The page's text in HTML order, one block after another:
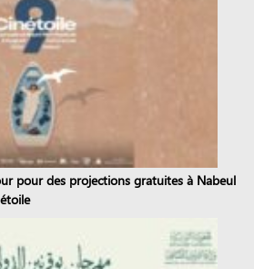
pour des projections gratuites à Nabeul